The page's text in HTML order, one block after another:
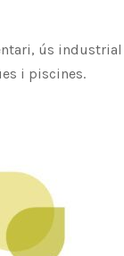
ús
i piscines.